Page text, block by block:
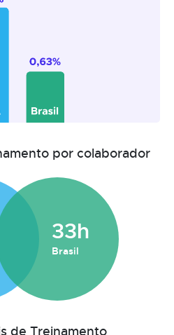
por colaborador
33h
Brasil
de Treinamento